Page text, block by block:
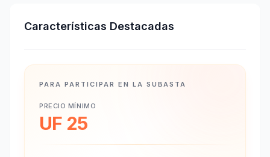
Características Destacadas
PARA PARTICIPAR EN LA SUBASTA
PRECIO MÍNIMO
UF 25